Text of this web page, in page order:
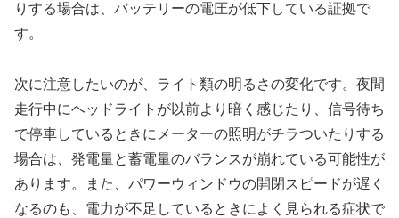
りする場合は、バッテリーの電圧が低下している証拠で
す。
次に注意したいのが、ライト類の明るさの変化です。夜間
走行中にヘッドライトが以前より暗く感じたり、信号待ち
で停車しているときにメーターの照明がチラついたりする
場合は、発電量と蓄電量のバランスが崩れている可能性が
あります。また、パワーウィンドウの開閉スピードが遅く
なるのも、電力が不足しているときによく見られる症状で